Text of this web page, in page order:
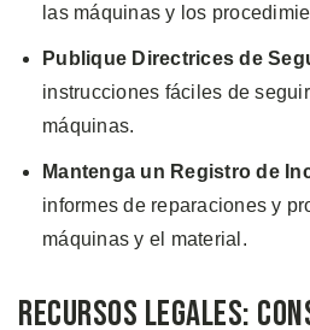
las máquinas y los
Publique Directrices de
instrucciones fáciles de
máquinas.
Mantenga un Registro de
informes de reparaciones y
máquinas y el material.
Recursos Legales: